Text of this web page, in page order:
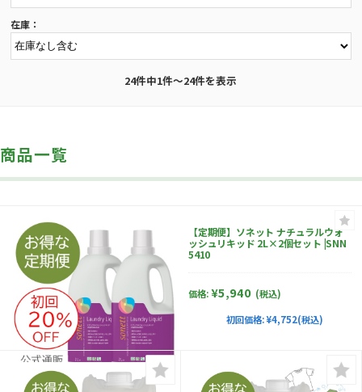
在庫：
24件中1件～24件を表示
商品一覧
【定期便】ソネット ナチュラルウォ
ッシュリキッド 2L×2個セット |SNN
5410
価格:¥5,940 (税込)
初回価格: ¥4,752(税込)